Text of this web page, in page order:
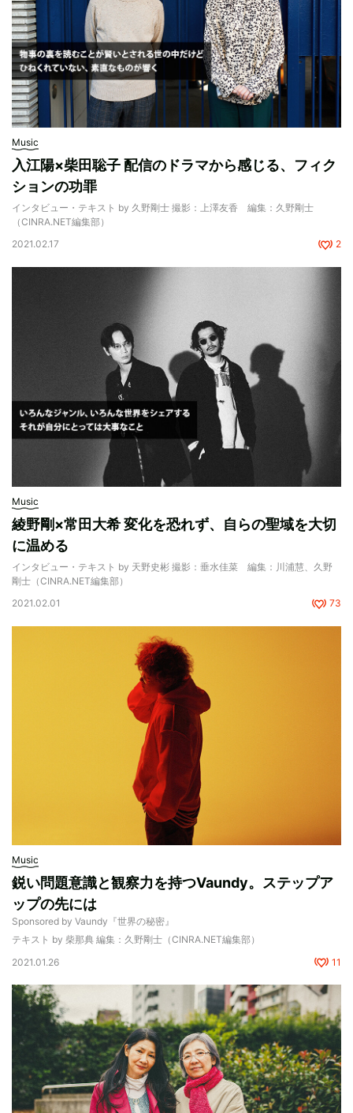
Music
入江陽×柴田聡子 配信のドラマから感じる、フィク
ションの功罪
インタビュー・テキスト by 久野剛士 撮影：上澤友香 編集：久野剛士
（CINRA.NET編集部）
2021.02.17
2
Music
綾野剛×常田大希 変化を恐れず、自らの聖域を大切
に温める
インタビュー・テキスト by 天野史彬 撮影：垂水佳菜 編集：川浦慧、久野
剛士（CINRA.NET編集部）
2021.02.01
73
Music
鋭い問題意識と観察力を持つVaundy。ステップア
ップの先には
Sponsored by Vaundy『世界の秘密』
テキスト by 柴那典 編集：久野剛士（CINRA.NET編集部）
2021.01.26
11